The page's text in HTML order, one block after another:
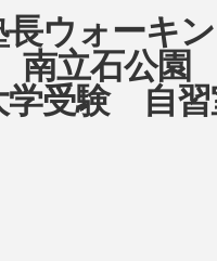
ウォーキン
南立石公
受験 自習